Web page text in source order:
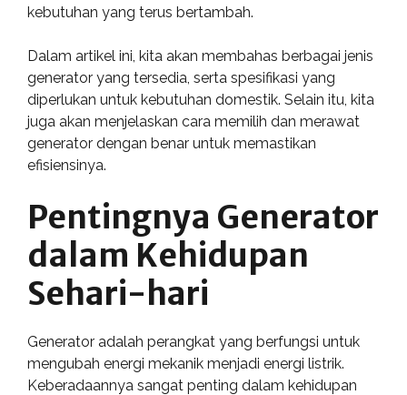
kebutuhan yang terus bertambah.
Dalam artikel ini, kita akan membahas berbagai jenis
generator yang tersedia, serta spesifikasi yang
diperlukan untuk kebutuhan domestik. Selain itu, kita
juga akan menjelaskan cara memilih dan merawat
generator dengan benar untuk memastikan
efisiensinya.
Pentingnya Generator
dalam Kehidupan
Sehari-hari
Generator adalah perangkat yang berfungsi untuk
mengubah energi mekanik menjadi energi listrik.
Keberadaannya sangat penting dalam kehidupan